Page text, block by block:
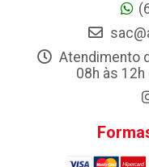
Atendimento
08h às